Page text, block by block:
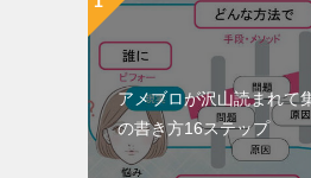
アメブロが沢山読まれて
の書き方16ステップ